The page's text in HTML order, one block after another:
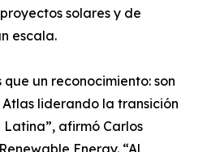
solares y de
escala.
que un reconocimiento: son
liderando la transición
afirmó Carlos